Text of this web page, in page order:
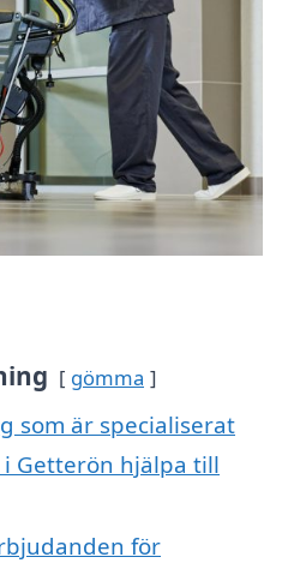
gömma
som är specialiserat
Getterön hjälpa till
för